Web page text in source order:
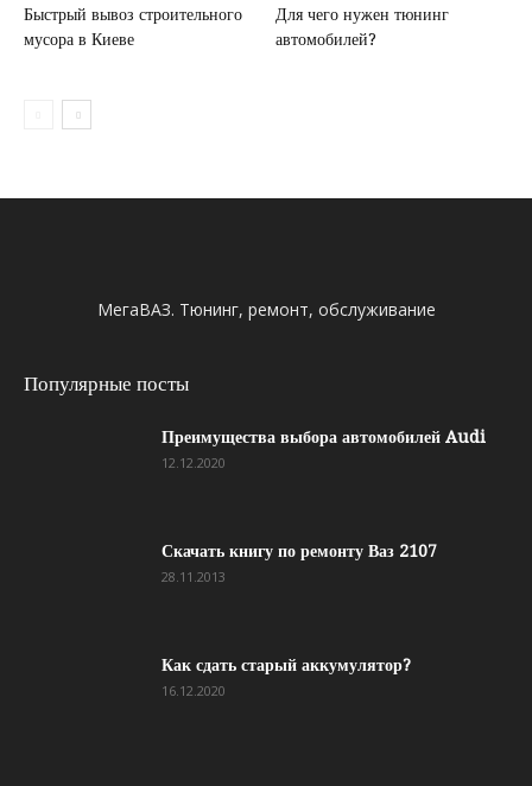
Быстрый вывоз строительного
мусора в Киеве
Для чего нужен тюнинг
автомобилей?
МегаВАЗ. Тюнинг, ремонт, обслуживание
Популярные посты
Преимущества выбора автомобилей Audi
12.12.2020
Скачать книгу по ремонту Ваз 2107
28.11.2013
Как сдать старый аккумулятор?
16.12.2020